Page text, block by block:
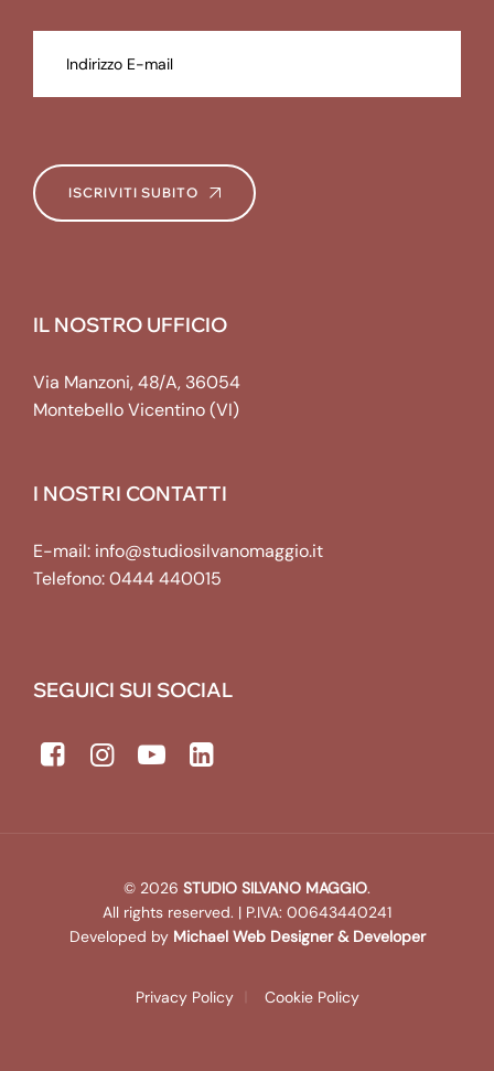
ISCRIVITI SUBITO
IL NOSTRO UFFICIO
Via Manzoni, 48/A, 36054
Montebello Vicentino (VI)
I NOSTRI CONTATTI
E-mail: info@studiosilvanomaggio.it
Telefono:0444 440015
SEGUICI SUI SOCIAL
© 2026 STUDIO SILVANO MAGGIO.
All rights reserved. | P.IVA: 00643440241
Developed byMichael Web Designer & Developer
Privacy Policy Cookie Policy